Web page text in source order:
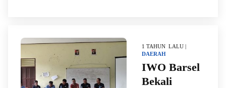
1 TAHUN LALU |
DAERAH
IWO Barsel
Bekali